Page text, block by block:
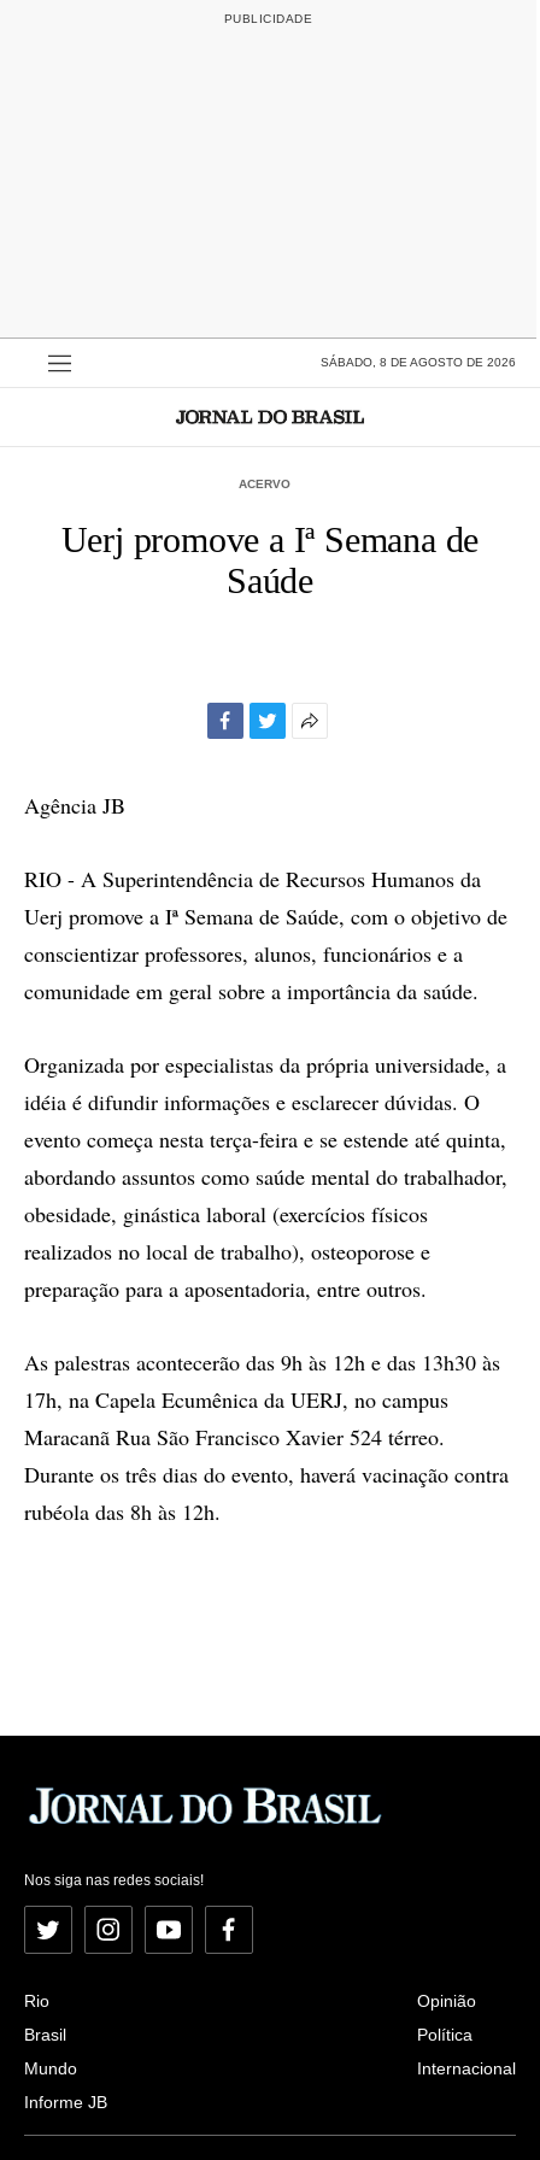
SÁBADO, 8 DE AGOSTO DE 2026
ACERVO
Uerj promove a Iª Semana de
Saúde
Agência JB
RIO - A Superintendência de Recursos Humanos da
Uerj promove a Iª Semana de Saúde, com o objetivo de
conscientizar professores, alunos, funcionários e a
comunidade em geral sobre a importância da saúde.
Organizada por especialistas da própria universidade, a
idéia é difundir informações e esclarecer dúvidas. O
evento começa nesta terça-feira e se estende até quinta,
abordando assuntos como saúde mental do trabalhador,
obesidade, ginástica laboral (exercícios físicos
realizados no local de trabalho), osteoporose e
preparação para a aposentadoria, entre outros.
As palestras acontecerão das 9h às 12h e das 13h30 às
17h, na Capela Ecumênica da UERJ, no campus
Maracanã Rua São Francisco Xavier 524 térreo.
Durante os três dias do evento, haverá vacinação contra
rubéola das 8h às 12h.
Nos siga nas redes sociais!
Twitter InstagramYouTubeFacebook
Rio
Brasil
Mundo
Informe JB
Opinião
Política
Internacional